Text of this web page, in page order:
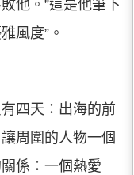
他。”這是他筆下
風度”。
四天：出海的前
周圍的人物一個
係：一個熱愛